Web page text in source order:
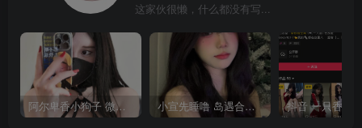
这家伙很懒，什么都没有写...
阿尔卑香小狗子 微密圈合集[40套][持续更新2023.12.14] 小宣先睡噜 岛遇合集[持续更新2025.08.27]